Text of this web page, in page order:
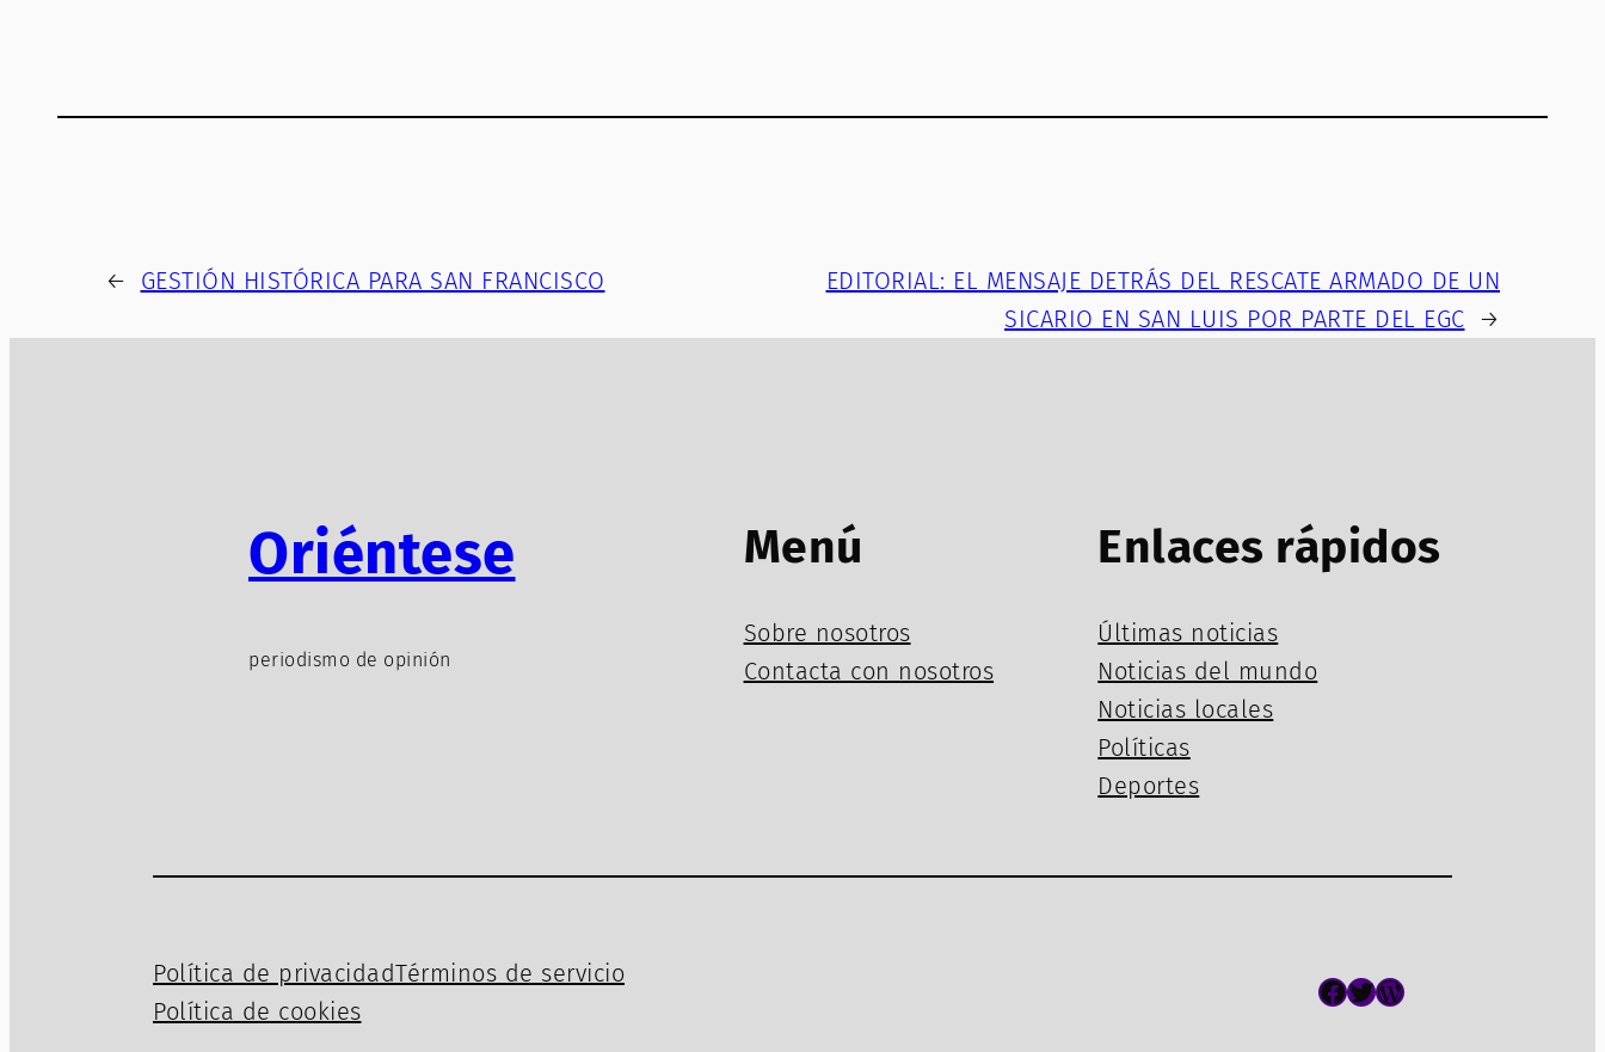
← GESTIÓN HISTÓRICA PARA SAN FRANCISCO
EDITORIAL: EL MENSAJE DETRÁS DEL RESCATE ARMADO DE UN
SICARIO EN SAN LUIS POR PARTE DEL EGC →
Oriéntese
periodismo de opinión
Menú
Sobre nosotros
Contacta con nosotros
Enlaces rápidos
Últimas noticias
Noticias del mundo
Noticias locales
Políticas
Deportes
Política de privacidadTérminos de servicio
Política de cookies
Facebook Twitter WordPress